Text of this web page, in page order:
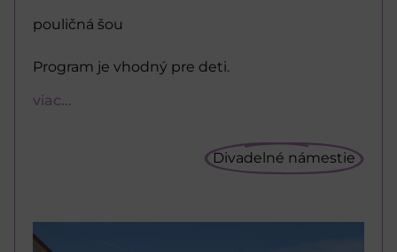
pouličná šou
Program je vhodný pre deti.
viac...
Divadelné námestie